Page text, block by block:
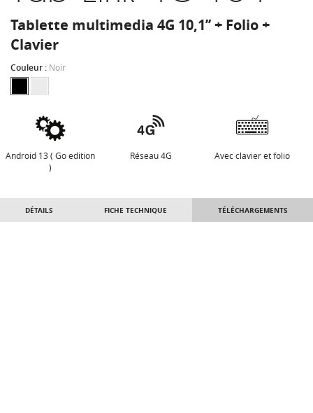
Tablette multimedia 4G 10,1’’ + Folio +
Clavier
Couleur : Noir
Android 13 ( Go edition
)
Réseau 4G Avec clavier et folio
DÉTAILS FICHE TECHNIQUE TÉLÉCHARGEMENTS